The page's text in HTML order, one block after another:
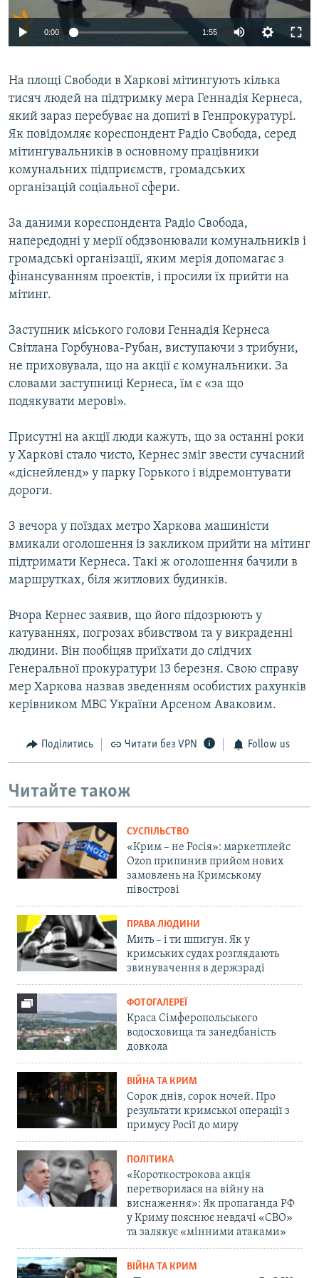
ВІДЕОУРОКИ «ELIFBE»
СВІДЧЕННЯ ОКУПАЦІЇ
Русский
Qırımtatar
ДОЛУЧАЙСЯ!
Усі сайти RFE/RL
0:00 1:55
На площі Свободи в Харкові мітингують кілька
тисяч людей на підтримку мера Геннадія Кернеса,
який зараз перебуває на допиті в Генпрокуратурі.
Як повідомляє кореспондент Радіо Свобода, серед
мітингувальників в основному працівники
комунальних підприємств, громадських
організацій соціальної сфери.
За даними кореспондента Радіо Свобода,
напередодні у мерії обдзвонювали комунальників і
громадські організації, яким мерія допомагає з
фінансуванням проектів, і просили їх прийти на
мітинг.
Заступник міського голови Геннадія Кернеса
Світлана Горбунова-Рубан, виступаючи з трибуни,
не приховувала, що на акції є комунальники. За
словами заступниці Кернеса, їм є «за що
подякувати мерові».
Присутні на акції люди кажуть, що за останні роки
у Харкові стало чисто, Кернес зміг звести сучасний
«діснейленд» у парку Горького і відремонтувати
дороги.
З вечора у поїздах метро Харкова машиністи
вмикали оголошення із закликом прийти на мітинг
підтримати Кернеса. Такі ж оголошення бачили в
маршрутках, біля житлових будинків.
Вчора Кернес заявив, що його підозрюють у
катуваннях, погрозах вбивством та у викраденні
людини. Він пообіцяв приїхати до слідчих
Генеральної прокуратури 13 березня. Свою справу
мер Харкова назвав зведенням особистих рахунків
керівником МВС України Арсеном Аваковим.
Поділитись Читати без VPN Follow us
Читайте також
СУСПІЛЬСТВО
«Крим – не Росія»: маркетплейс
Ozon припинив прийом нових
замовлень на Кримському
півострові
ПРАВА ЛЮДИНИ
Мить – і ти шпигун. Як у
кримських судах розглядають
звинувачення в держзраді
ФОТОГАЛЕРЕЇ
Краса Сімферопольського
водосховища та занедбаність
довкола
ВІЙНА ТА КРИМ
Сорок днів, сорок ночей. Про
результати кримської операції з
примусу Росії до миру
ПОЛІТИКА
«Короткострокова акція
перетворилася на війну на
виснаження»: Як пропаганда РФ
у Криму пояснює невдачі «СВО»
та залякує «мінними атаками»
ВІЙНА ТА КРИМ